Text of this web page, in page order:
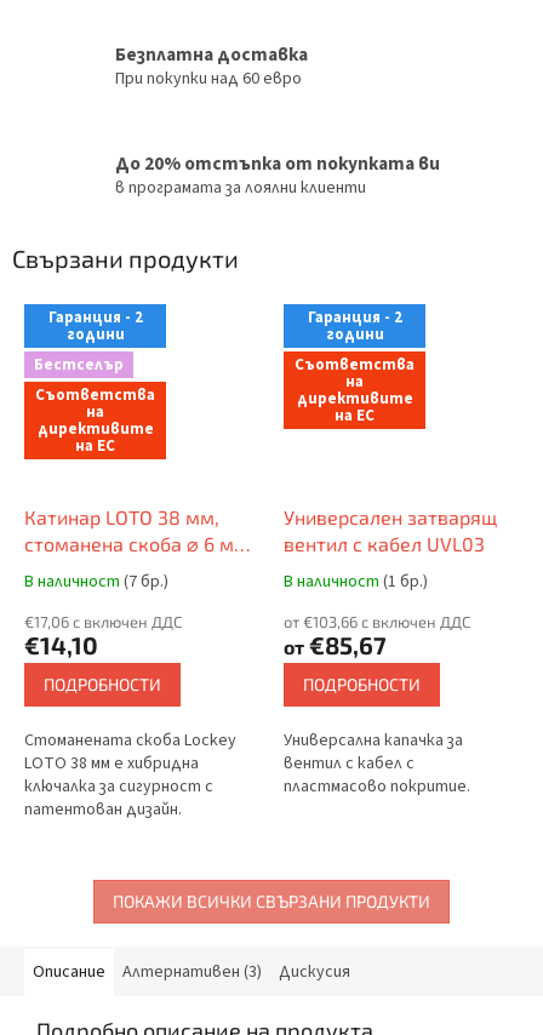
Безплатна доставка
При покупки над 60 евро
До 20% отстъпка от покупката ви
в програмата за лоялни клиенти
Свързани продукти
Гаранция - 2
години
Бестселър
Съответства
на
директивите
на ЕС
Катинар LOTO 38 мм,
стоманена скоба ⌀ 6 мм,
найлоново тяло
(непроводящо), форма
LOCKEY (патентована)
В наличност (7 бр.)
€17,06 с включен ДДС
€14,10
ПОДРОБНОСТИ
Стоманената скоба Lockey
LOTO 38 мм е хибридна
ключалка за сигурност с
патентован дизайн.
удар, а стоманената скоба
Гаранция - 2
години
Съответства
на
директивите
на ЕС
Универсален затварящ
вентил с кабел UVL03
В наличност (1 бр.)
от €103,66 с включен ДДС
от €85,67
ПОДРОБНОСТИ
Универсална капачка за
вентил с кабел с
пластмасово покритие.
ПОКАЖИ ВСИЧКИ СВЪРЗАНИ ПРОДУКТИ
Описание Алтернативен (3) Дискусия
Подробно описание на продукта